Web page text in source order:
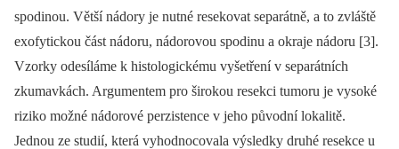
spodinou. Větší nádory je nutné resekovat separátně, a to zvláště
exofytickou část nádoru, nádorovou spodinu a okraje nádoru [3].
Vzorky odesíláme k histolo­gickému vyšetření v separátních
zkumav­kách. Argumentem pro širokou resekci tumoru je vysoké
riziko možné nádorové perzistence v jeho původní lokalitě.
Jednou ze studií, která vyhodnocovala výsledky druhé resekce u